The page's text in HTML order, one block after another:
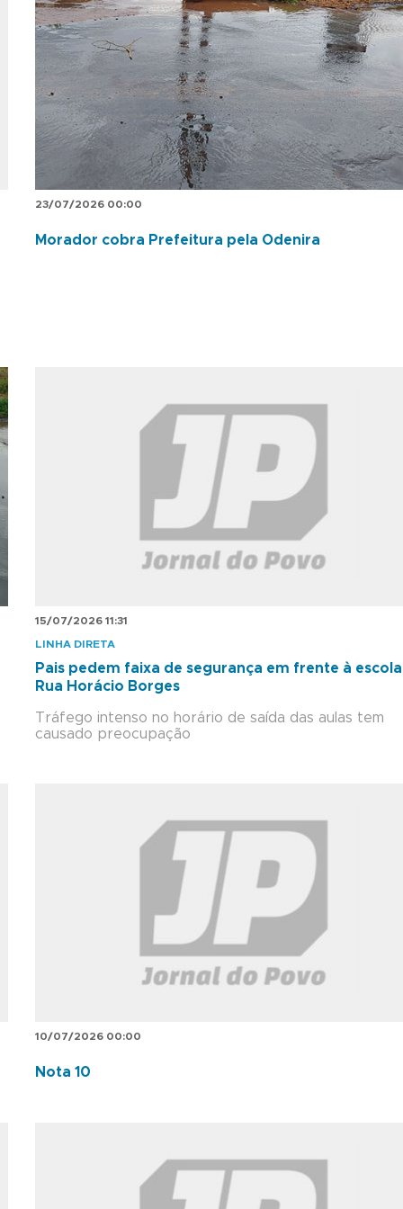
23/07/2026 00:00
Morador cobra Prefeitura pela Odenira
15/07/2026 11:31
LINHA DIRETA
Pais pedem faixa de segurança em frente à
Rua Horácio Borges
Tráfego intenso no horário de saída das aulas tem
causado preocupação
10/07/2026 00:00
Nota 10